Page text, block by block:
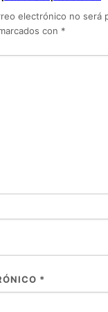
electrónico no será
con *
*